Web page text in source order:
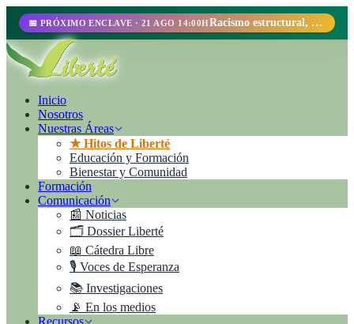
📅 PRÓXIMO ENCLAVE · 21 AGO 14:00H Racismo estructural, perfilamiento racial y abolicionismo carcelario.
Inicio
Nosotros
Nuestras Áreas
★ Hitos de Liberté
Educación y Formación
Bienestar y Comunidad
Formación
Comunicación
📰 Noticias
🗂️ Dossier Liberté
📖 Cátedra Libre
🎙️ Voces de Esperanza
📚 Investigaciones
📡 En los medios
Recursos